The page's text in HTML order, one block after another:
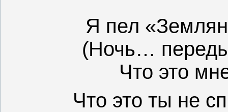
Я пел
(Ночь…
Что это
Что это ты не